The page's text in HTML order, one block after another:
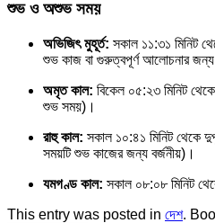
শুভ ও অশুভ সময়
অভিজিৎ মুহূর্ত: সকাল ১১:৩১ মিনিট
শুভ কাজ বা গুরুত্বপূর্ণ আলোচনার
অমৃত কাল: বিকেল ০৫:২৩ মিনিট
শুভ সময়)।
রাহু কাল: সকাল ১০:৪১ মিনিট থেকে
সময়টি শুভ কাজের জন্য বর্জনীয়)।
যমগণ্ড কাল: সকাল ০৮:০৮ মিনিট
This entry was posted in দেশ.